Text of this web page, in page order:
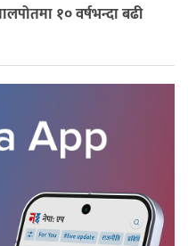
१० वर्षभन्दा बढी